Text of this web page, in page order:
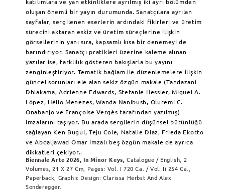
oluşan önemli bir yayın durumunda. Sanatçılara ayrılan
sayfalar, sergilenen eserlerin ardındaki fikirleri ve üretim
sürecini aktaran eskiz ve üretim süreçlerine ilişkin
görsellerinin yanı sıra, kapsamlı kısa bir denemeyi de
barındırıyor. Sanatçı pratikleri üzerine kaleme alınan
yazılar ise, farklılık gösteren bakışlarla bu yayını
zenginleştiriyor. Tematik bağlam ile düzenlemelere ilişkin
güncel sorunları ele alan sekiz özgün makale (Tandazani
Dhlakama, Adrienne Edwards, Stefanie Hessler, Miguel A.
López, Hélio Menezes, Wanda Nanibush, Oluremi C.
Onabanjo ve Françoise Vergès tarafından yazılmış)
imzalarını taşıyor. Bu arada sergilerin düşünsel bütünlüğü
sağlayan Ken Bugul, Teju Cole, Natalie Diaz, Frieda Ekotto
ve Abdaljawad Omar imzalı beş özgün makale de ayrıca
dikkatleri çekiyor..
Biennale Arte 2026, In Minor Keys, Catalogue / English, 2
Volumes, 21 X 27 Cm, Pages: Vol. I 720 Ca. / Vol. Ii 254 Ca.,
Paperback, Graphic Design: Clarissa Herbst And Alex
Sonderegger.